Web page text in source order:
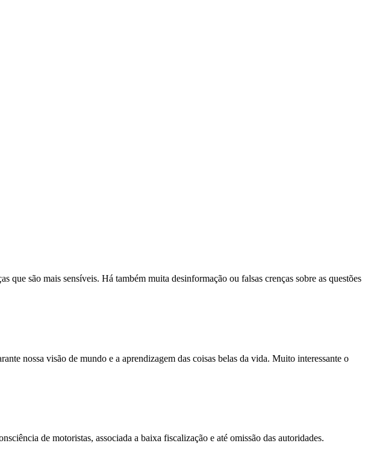
são mais sensíveis. Há também muita desinformação ou falsas crenças sobre as questões
nossa visão de mundo e a aprendizagem das coisas belas da vida. Muito interessante o
de motoristas, associada a baixa fiscalização e até omissão das autoridades.